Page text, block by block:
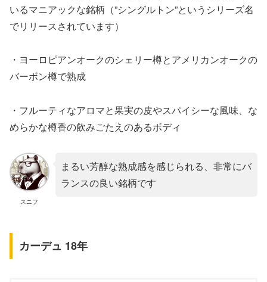
いるマニアックな銘柄（”シングルトン”というシリーズ名
でリリースされています）
・ヨーロピアンオークのシェリー樽とアメリカンオークの
バーボン樽で熟成
・フルーティなアロマと果実の皮やスパイシーな風味、な
めらかな樽香の飲みごたえのあるボディ
スニフ
まるい芳醇な熟成感を感じられる、非常にバ
ランスの良い銘柄です
カーデュ 18年